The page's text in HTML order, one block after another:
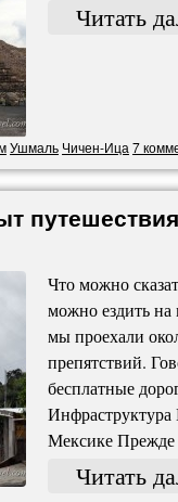
Читать
Ушмаль Чичен-Ица 7
Что можно
можно ездить
мы проехали
препятствий.
бесплатные
Мексике Прежде
Читать